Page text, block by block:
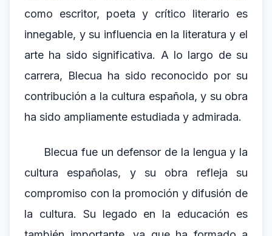
como escritor, poeta y crítico literario es
innegable, y su influencia en la literatura y el
arte ha sido significativa. A lo largo de su
carrera, Blecua ha sido reconocido por su
contribución a la cultura española, y su obra
ha sido ampliamente estudiada y admirada.
Blecua fue un defensor de la lengua y la
cultura españolas, y su obra refleja su
compromiso con la promoción y difusión de
la cultura. Su legado en la educación es